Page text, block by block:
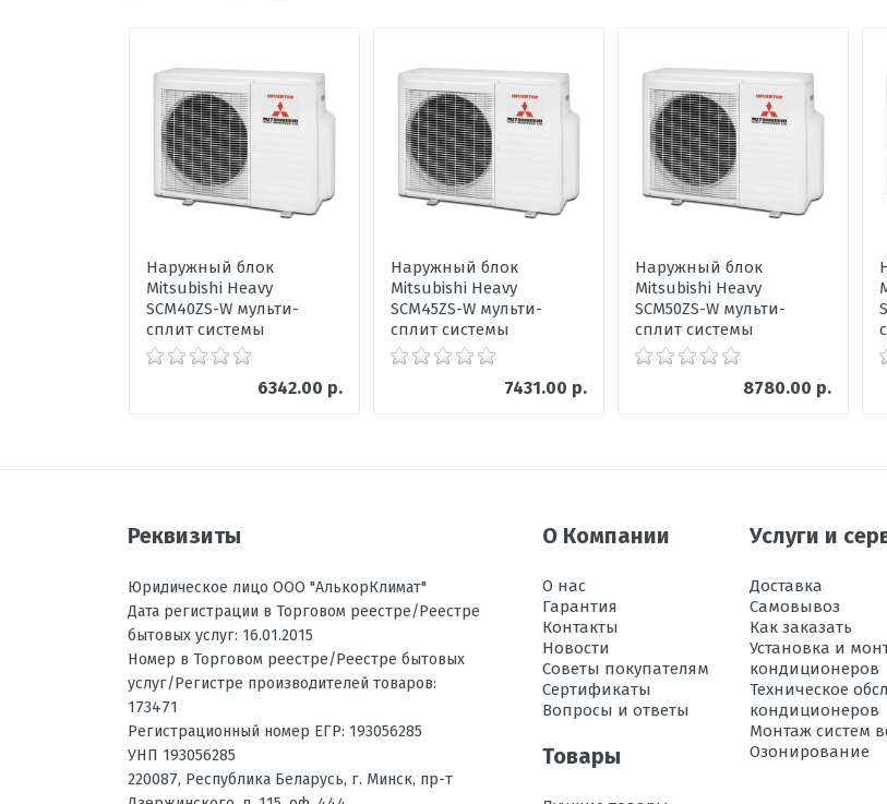
Оценка
Пожалуйста, оцените по 5 бальной шкале
Ваше имя
Ваше сообщение
Наружный блок
Mitsubishi Heavy
SCM40ZS-W мульти-
сплит системы
6342.00 р.
Наружный блок
Mitsubishi Heavy
SCM45ZS-W мульти-
сплит системы
7431.00 р.
Наружный блок
Mitsubishi Heavy
SCM50ZS-W мульти-
сплит системы
8780.00 р.
Реквизиты
Юридическое лицо ООО "АлькорКлимат"
Дата регистрации в Торговом реестре/Реестре
бытовых услуг: 16.01.2015
Номер в Торговом реестре/Реестре бытовых
услуг/Регистре производителей товаров:
173471
Регистрационный номер ЕГР: 193056285
УНП 193056285
220087, Республика Беларусь, г. Минск, пр-т
О Компании
О нас
Гарантия
Контакты
Новости
Советы покупателям
Сертификаты
Вопросы и ответы
Товары
Услуги и
Доставка
Самовывоз
Как заказать
Установка и
кондиционеров
Техническое
кондиционеров
Монтаж систем
Озонирование